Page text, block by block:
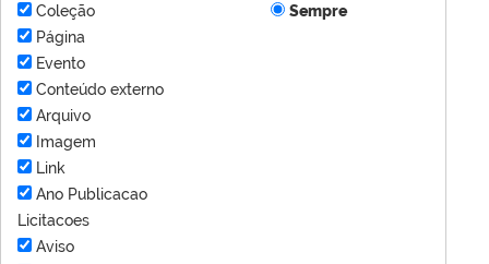
Coleção
Página
Evento
Conteúdo externo
Arquivo
Imagem
Link
Ano Publicacao
Licitacoes
Aviso
Sempre